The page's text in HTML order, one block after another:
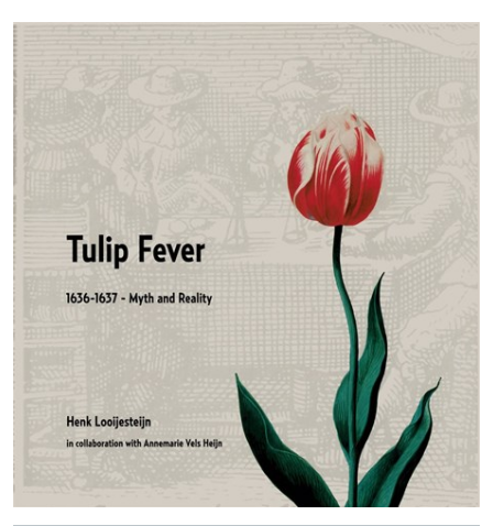
naar het onbekende KVT-archief EGBERT PELGRIM,
Hilversum als tapijtstad HANS PEL, De productie van
linnen huishoudtextiel in Boxtel. De firma W.J. van
Hoogerwou & Zonen, 1852-1970 SANNY DE ZOETE, Het
linnengoed van Marie Cornélie, gravin van Wassenaer
Obdam (1799-1850) M. WINKELMOLEN, Nieuwe
textielhistorische literatuur